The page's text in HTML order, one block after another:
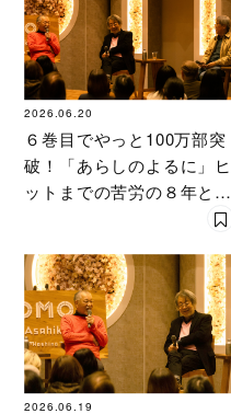
2026.06.20
６巻目でやっと100万部突
破！「あらしのよるに」ヒ
ットまでの苦労の８年と、
20年ぶりの新作を語る【作
2026.06.19